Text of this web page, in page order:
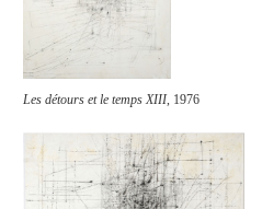
Les détours et le temps XIII, 1976